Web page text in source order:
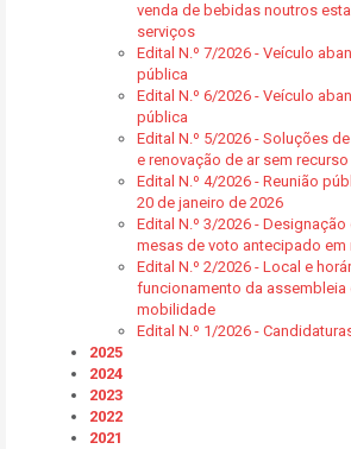
venda de bebidas noutros
serviços
Edital N.º 7/2026 - Veículo
pública
Edital N.º 6/2026 - Veículo
pública
Edital N.º 5/2026 - Soluções
e renovação de ar sem
Edital N.º 4/2026 - Reunião
20 de janeiro de 2026
Edital N.º 3/2026 -
mesas de voto antecipado
Edital N.º 2/2026 - Local e
funcionamento da assembleia
mobilidade
Edital N.º 1/2026 -
2025
2024
2023
2022
2021